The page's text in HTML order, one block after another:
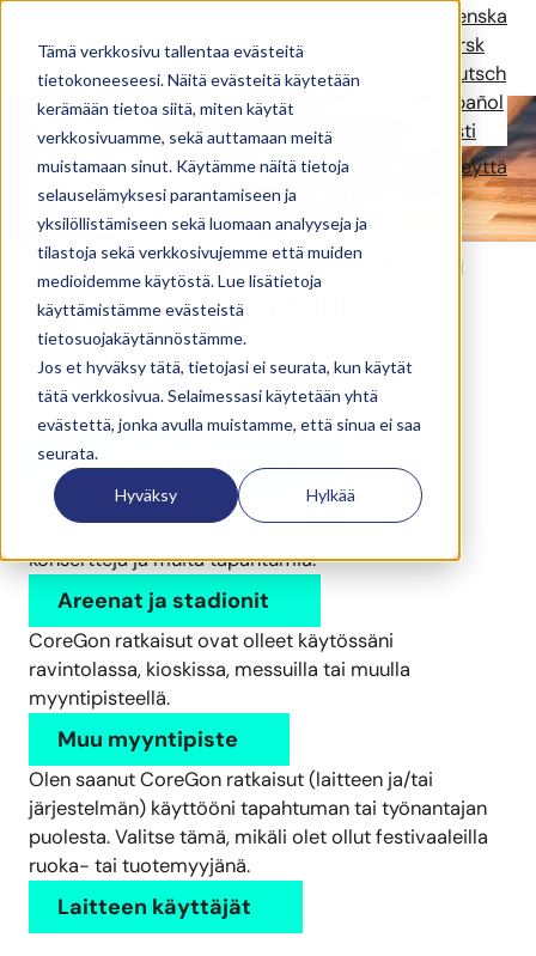
Tämä verkkosivu tallentaa evästeitä
tietokoneeseesi. Näitä evästeitä käytetään
kerämään tietoa siitä, miten käytät
verkkosivuamme, sekä auttamaan meitä
muistamaan sinut. Käytämme näitä tietoja
selauselämyksesi parantamiseen ja
yksilöllistämiseen sekä luomaan analyyseja ja
tilastoja sekä verkkosivujemme että muiden
medioidemme käytöstä. Lue lisätietoja
käyttämistämme evästeistä
tietosuojakäytännöstämme.
Jos et hyväksy tätä, tietojasi ei seurata, kun käytät
tätä verkkosivua. Selaimessasi käytetään yhtä
evästettä, jonka avulla muistamme, että sinua ei saa
seurata.
Hyväksy Hylkää
Svenska
Norsk
Deutsch
Español
Eesti
Ratkaisut ReferenssitUutisetYritys Ota yhteyttä
Anna meille
palautetta!
Kehitämme jatkuvasti järjestelmiämme sekä
palveluamme. Kerrothan siis meille, kuinka
ratkaisumme ovat toimineet käytössänne!
Mikä alla olevista kuvauksista
sopii parhaiten sinuun?
Olen järjestänyt festareita tai muita
yleisötapahtumia, jossa CoreGon ratkaisut ovat
olleet käytössä.
Tapahtumanjärjestäjä
Minulla on ollut CoreGon ratkaisut käytössäni
areenalla tai stadionilla, jossa järjestetään pelejä,
konsertteja ja muita tapahtumia.
Areenat ja stadionit
CoreGon ratkaisut ovat olleet käytössäni
ravintolassa, kioskissa, messuilla tai muulla
myyntipisteellä.
Muu myyntipiste
Olen saanut CoreGon ratkaisut (laitteen ja/tai
järjestelmän) käyttööni tapahtuman tai työnantajan
puolesta. Valitse tämä, mikäli olet ollut festivaaleilla
ruoka- tai tuotemyyjänä.
Laitteen käyttäjät